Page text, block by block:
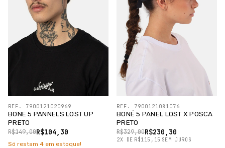
BONE 5 PANNELS LOST UP
PRETO
R$104,30
R$149,00
REF. 7900121020969
Só restam 4 em estoque!
BONÉ 5 PANEL LOST X POSCA
PRETO
R$230,30
R$329,00
2X DE R$115,15 SEM JUROS
REF. 7900121081076